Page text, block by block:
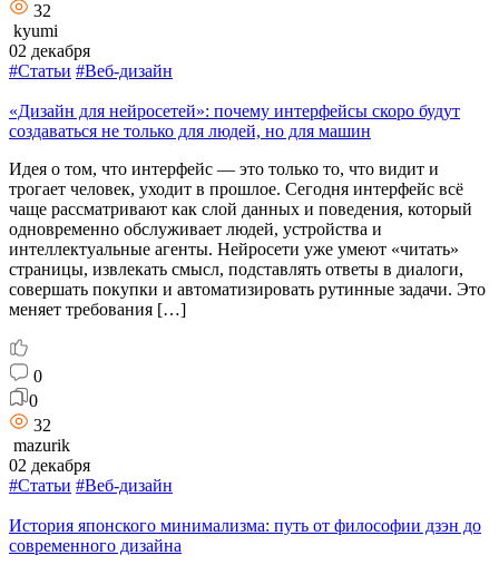
32
kyumi
02 декабря
#Статьи #Веб-дизайн
«Дизайн для нейросетей»: почему интерфейсы скоро будут
создаваться не только для людей, но для машин
Идея о том, что интерфейс — это только то, что видит и
трогает человек, уходит в прошлое. Сегодня интерфейс всё
чаще рассматривают как слой данных и поведения, который
одновременно обслуживает людей, устройства и
интеллектуальные агенты. Нейросети уже умеют «читать»
страницы, извлекать смысл, подставлять ответы в диалоги,
совершать покупки и автоматизировать рутинные задачи. Это
меняет требования […]
0
0
32
mazurik
02 декабря
#Статьи #Веб-дизайн
История японского минимализма: путь от философии дзэн до
современного дизайна